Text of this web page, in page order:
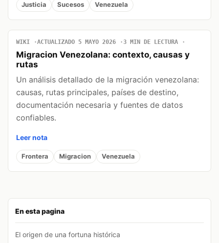
En esta pagina
El origen de una fortuna histórica
Justicia Sucesos Venezuela
WIKI ACTUALIZADO 5 MAYO 2026 3 MIN DE LECTURA
Migracion Venezolana: contexto, causas y
rutas
Un análisis detallado de la migración venezolana:
causas, rutas principales, países de destino,
documentación necesaria y fuentes de datos
confiables.
Leer nota
Frontera Migracion Venezuela